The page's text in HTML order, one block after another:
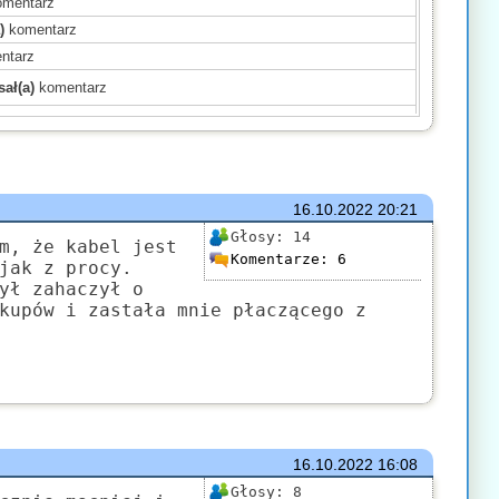
komentarz
komentarz
komentarz
komentarz
16.10.2022 20:21
Głosy: 14
Komentarze: 6
że kabel jest
jak z procy.
zahaczył o
i zastała mnie płaczącego z
16.10.2022 16:08
Głosy: 8